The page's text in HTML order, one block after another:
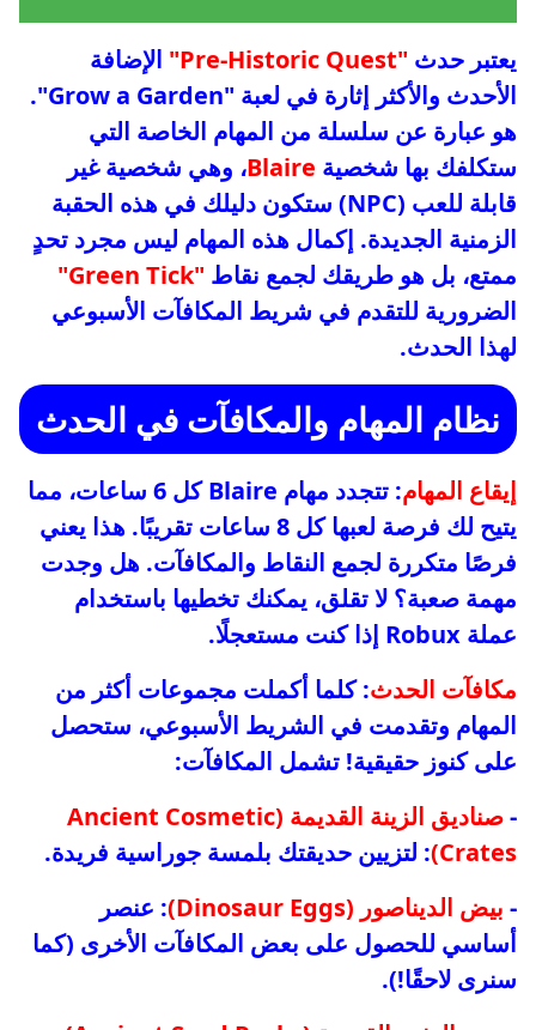
يعتبر حدث "Pre-Historic Quest"
الإضافة
الأحدث والأكثر إثارة في لعبة "Grow a Garden".
هو عبارة عن سلسلة من المهام الخاصة التي
ستكلفك بها شخصية Blaire، وهي شخصية غير
قابلة للعب (NPC) ستكون دليلك في هذه الحقبة
الزمنية الجديدة. إكمال هذه المهام ليس مجرد تحدٍ
ممتع، بل هو طريقك لجمع نقاط "Green Tick"
الضرورية للتقدم في شريط المكافآت الأسبوعي
لهذا الحدث.
نظام المهام والمكافآت في الحدث
إيقاع المهام
: تتجدد مهام Blaire كل 6 ساعات، مما
يتيح لك فرصة لعبها كل 8 ساعات تقريبًا. هذا يعني
فرصًا متكررة لجمع النقاط والمكافآت. هل وجدت
مهمة صعبة؟ لا تقلق، يمكنك تخطيها باستخدام
عملة Robux إذا كنت مستعجلًا.
مكافآت الحدث: كلما أكملت مجموعات أكثر من
المهام وتقدمت في الشريط الأسبوعي، ستحصل
على كنوز حقيقية! تشمل المكافآت:
-
صناديق الزينة القديمة (Ancient Cosmetic
Crates) : لتزيين حديقتك بلمسة جوراسية فريدة.
- بيض الديناصور (Dinosaur Eggs)
: عنصر
أساسي للحصول على بعض المكافآت الأخرى (كما
سنرى لاحقًا!).